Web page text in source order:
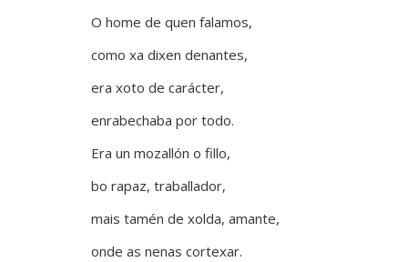
O home de quen falamos,
como xa dixen denantes,
era xoto de carácter,
enrabechaba por todo.
Era un mozallón o fillo,
bo rapaz, traballador,
mais tamén de xolda, amante,
onde as nenas cortexar.